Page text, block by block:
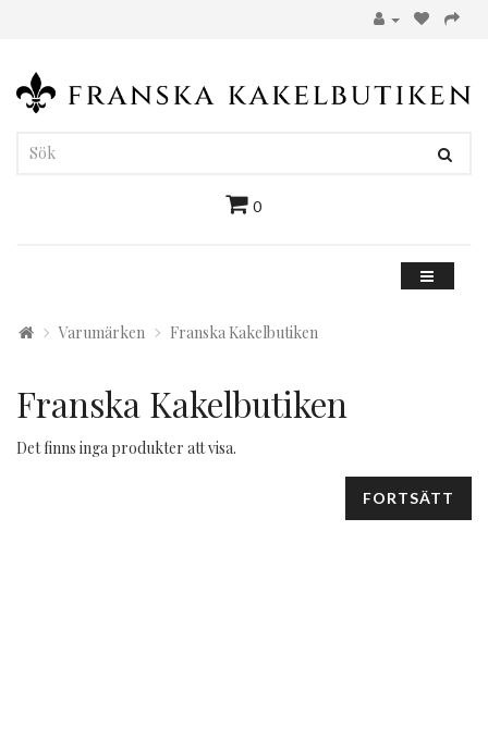
0
Varumärken Franska Kakelbutiken
Franska Kakelbutiken
Det finns inga produkter att visa.
FORTSÄTT